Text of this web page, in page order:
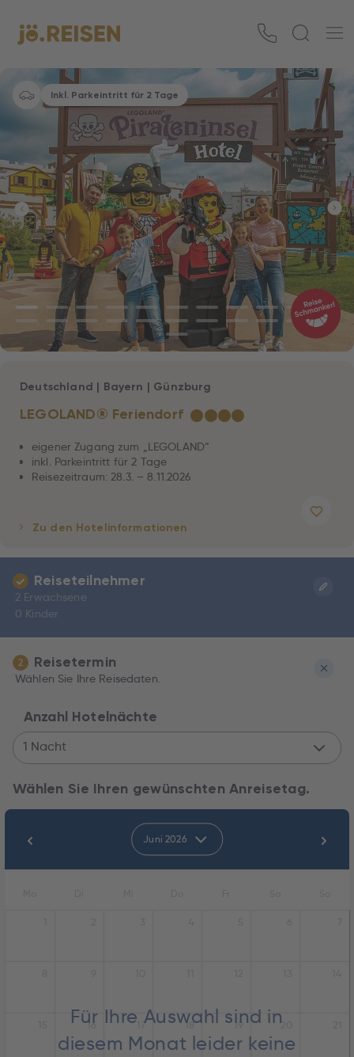
Inkl. Parkeintritt für 2 Tage
LEGOLAND® Feriendorf ★★★★
Deutschland | Bayern | Günzburg
eigener Zugang zum „LEGOLAND“
inkl. Parkeintritt für 2 Tage
Reisezeitraum: 28.3. – 8.11.2026
Zu den Hotelinformationen
Reiseteilnehmer
2 Erwachsene
0 Kinder
2 Reisetermin
Wählen Sie Ihre Reisedaten.
Anzahl Hotelnächte
1 Nacht
Wählen Sie Ihren gewünschten Anreisetag.
Juni 2026
Für Ihre Auswahl sind in
diesem Monat leider keine
16 17 18 19 20